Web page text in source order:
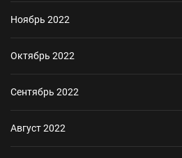
Ноябрь 2022
Октябрь 2022
Сентябрь 2022
Август 2022